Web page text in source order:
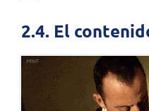
2.4. El